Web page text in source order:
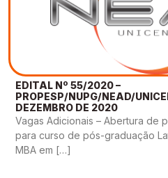
EDITAL Nº 55/2020 –
PROPESP/NUPG/NEAD/
DEZEMBRO DE 2020
Vagas Adicionais – Abertura de
para curso de pós-graduação
MBA em […]